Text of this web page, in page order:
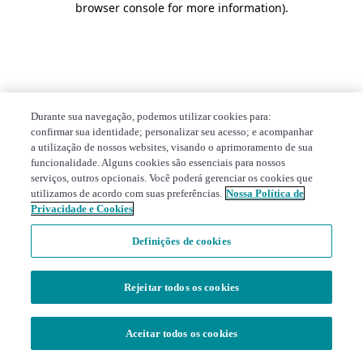
browser console for more information).
Durante sua navegação, podemos utilizar cookies para:
confirmar sua identidade; personalizar seu acesso; e acompanhar
a utilização de nossos websites, visando o aprimoramento de sua
funcionalidade. Alguns cookies são essenciais para nossos
serviços, outros opcionais. Você poderá gerenciar os cookies que
utilizamos de acordo com suas preferências. Nossa Política de
Privacidade e Cookies
Definições de cookies
Rejeitar todos os cookies
Aceitar todos os cookies